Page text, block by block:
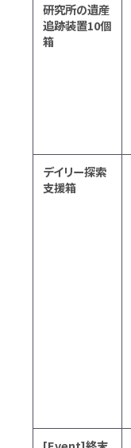
研究所の遺産
追跡装置10個
箱
デイリー探索
支援箱